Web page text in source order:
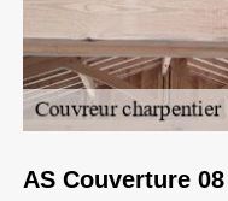
AS Couverture